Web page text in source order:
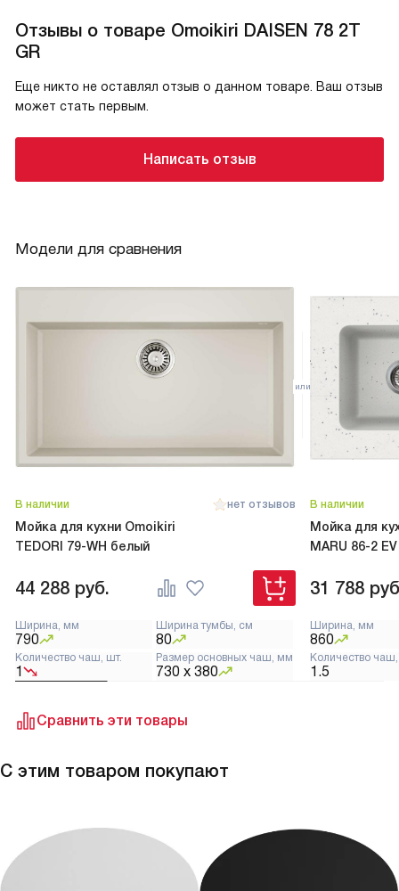
Отзывы о товаре Omoikiri DAISEN 78 2T
GR
Еще никто не оставлял отзыв о данном товаре. Ваш отзыв
может стать первым.
Написать отзыв
Модели для сравнения
Сравнить эти товары
В наличии нет отзывов
Мойка для кухни Omoikiri
TEDORI 79-WH белый
44 288 руб.
Ширина, мм
790
Ширина тумбы, см
80
Количество чаш, шт.
1
Размер основных чаш, мм
730 х 380
В наличии
Мойка для
MARU 86-2
31 788
Ширина, мм
860
Количество
1.5
С этим товаром покупают